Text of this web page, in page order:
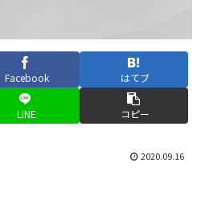
Facebook はてブ
LINE コピー
2020.09.16